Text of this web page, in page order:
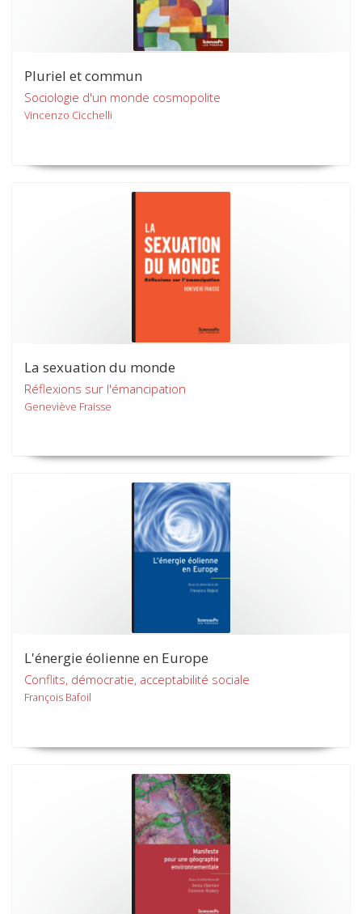
Pluriel et commun
Sociologie d'un monde cosmopolite
Vincenzo Cicchelli
La sexuation du monde
Réflexions sur l'émancipation
Geneviève Fraisse
L'énergie éolienne en Europe
Conflits, démocratie, acceptabilité sociale
François Bafoil